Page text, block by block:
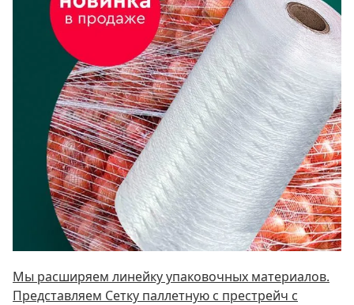
Мы расширяем линейку упаковочных материалов.
Представляем Сетку паллетную c престрейч с